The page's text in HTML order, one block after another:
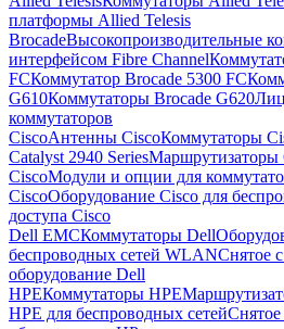
платформы Allied Telesis
BrocadeВысокопроизводительные
интерфейсом Fibre Channel
FCКоммутатор Brocade 5300 FC
G610Коммутаторы Brocade G620
коммутаторов
CiscoАнтенны CiscoКоммутаторы
Catalyst 2940 SeriesМаршрутизаторы
CiscoМодули и опции для
CiscoОборудование Cisco для
доступа Cisco
Dell EMCКоммутаторы Dell
беспроводных сетей WLANСнятое
оборудование Dell
HPEКоммутаторы HPE
HPE для беспроводных сетейСнятое